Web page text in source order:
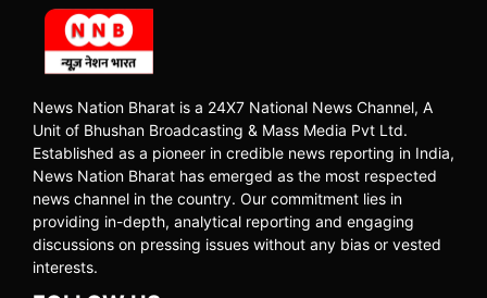
News Nation Bharat is a 24X7 National News Channel, A
Unit of Bhushan Broadcasting & Mass Media Pvt Ltd.
Established as a pioneer in credible news reporting in India,
News Nation Bharat has emerged as the most respected
news channel in the country. Our commitment lies in
providing in-depth, analytical reporting and engaging
discussions on pressing issues without any bias or vested
interests.